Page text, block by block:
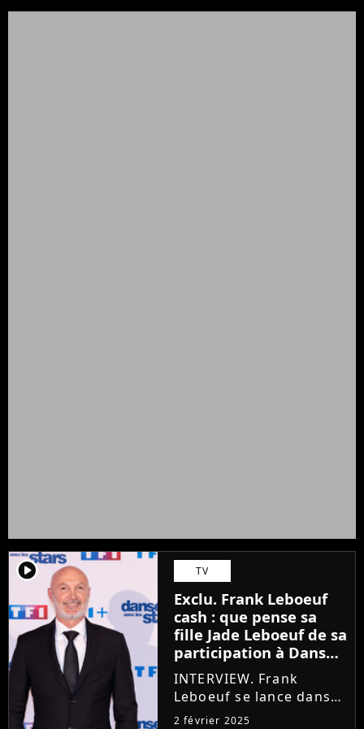
player2 TV
Exclu. Frank Leboeuf
cash : que pense sa
fille Jade Leboeuf de sa
participation à Danse
avec les stars ? “Ce
n’est pas facile pour
elle”
INTERVIEW. Frank
Leboeuf se lance dans
l'aventure Danse avec
2 février 2025